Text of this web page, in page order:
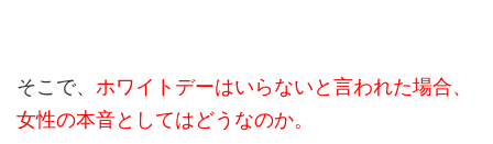
そこで、 ホワイトデーはいらないと言われた場合、
女性の本音としてはどうなのか。